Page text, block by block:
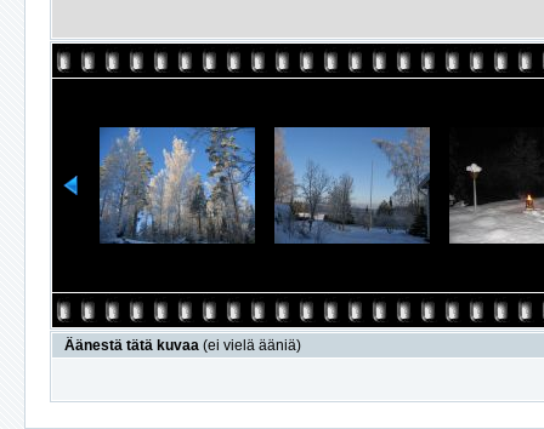
Äänestä tätä kuvaa (ei vielä ääniä)